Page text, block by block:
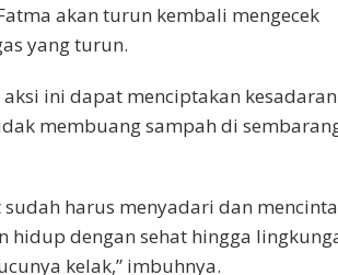
akan turun kembali mengecek
yang turun.
ini dapat menciptakan kesadaran
membuang sampah di
sudah harus menyadari dan
hidup dengan sehat hingga
kelak,” imbuhnya.